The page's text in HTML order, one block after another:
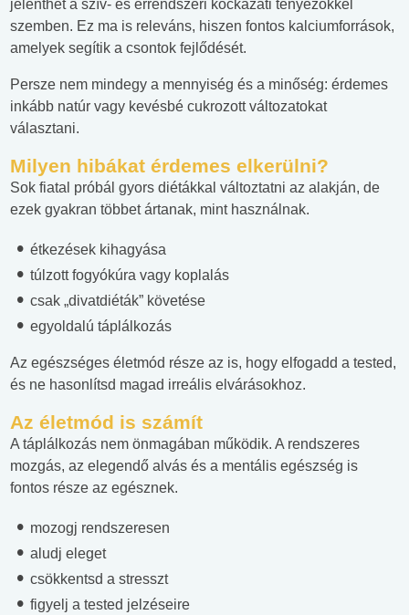
jelenthet a szív- és érrendszeri kockázati tényezőkkel
szemben. Ez ma is releváns, hiszen fontos kalciumforrások,
amelyek segítik a csontok fejlődését.
Persze nem mindegy a mennyiség és a minőség: érdemes
inkább natúr vagy kevésbé cukrozott változatokat
választani.
Milyen hibákat érdemes elkerülni?
Sok fiatal próbál gyors diétákkal változtatni az alakján, de
ezek gyakran többet ártanak, mint használnak.
étkezések kihagyása
túlzott fogyókúra vagy koplalás
csak „divatdiéták” követése
egyoldalú táplálkozás
Az egészséges életmód része az is, hogy elfogadd a tested,
és ne hasonlítsd magad irreális elvárásokhoz.
Az életmód is számít
A táplálkozás nem önmagában működik. A rendszeres
mozgás, az elegendő alvás és a mentális egészség is
fontos része az egésznek.
mozogj rendszeresen
aludj eleget
csökkentsd a stresszt
figyelj a tested jelzéseire